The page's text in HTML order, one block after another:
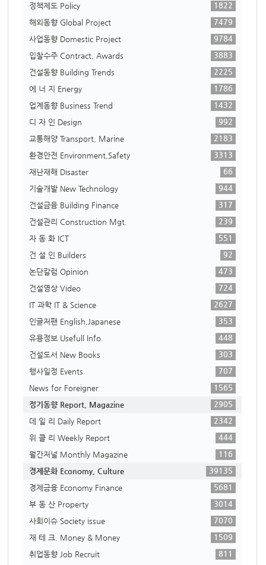
정책제도 Policy
1822
해외동향 Global Project
7479
사업동향 Domestic Project
9784
입찰수주 Contract, Awards
3883
건설동향 Building Trends
2225
에 너 지 Energy
1786
업계동향 Business Trend
1432
디 자 인 Design
992
교통해양 Transport, Marine
2183
환경안전 Environment,Safety
3313
재난재해 Disaster
66
기술개발 New Technology
944
건설금융 Building Finance
317
건설관리 Construction Mgt.
239
자 동 화 ICT
551
건 설 인 Builders
92
논단칼럼 Opinion
473
건설영상 Video
724
IT 과학 IT & Science
2627
인글저팬 English,Japanese
353
유용정보 Usefull Info.
448
건설도서 New Books
303
행사일정 Events
707
News for Foreigner
1565
정기동향 Report, Magazine
2905
데 일 리 Daily Report
2342
위 클 리 Weekly Report
444
월간저널 Monthly Magazine
116
경제문화 Economy, Culture
39135
경제금융 Economy Finance
5681
부 동 산 Property
3014
사회이슈 Society issue
7070
재 테 크. Money & Money
1509
취업동향 Job Recruit
811